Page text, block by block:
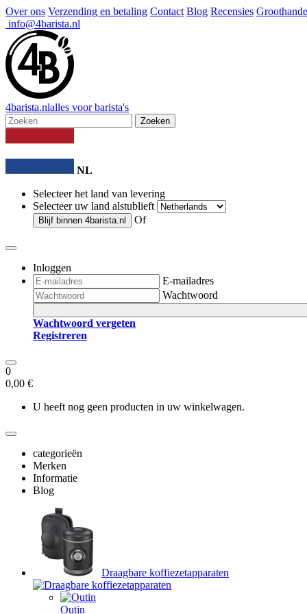
Over ons Verzending en betaling Contact Blog Recensies
info@4barista.nl
4barista.nlalles voor barista's
Zoeken
NL
Selecteer het land van levering
Selecteer uw land alstublieft
Blijf binnen 4barista.nl Of
Inloggen
E-mailadres
Wachtwoord
Wachtwoord vergeten
Registreren
0
0,00 €
U heeft nog geen producten in uw winkelwagen.
categorieën
Merken
Informatie
Blog
Draagbare koffiezetapparaten
Outin